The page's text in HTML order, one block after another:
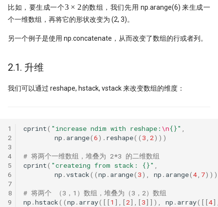
比如，要生成一个3×2
3 × 2的数组，我们先用 np.arange(6) 来生成一
个一维数组，再将它的形状改变为 (2, 3)。
另一个例子是使用 np.concatenate，从而改变了数组的行或者列。
2.1. 升维
我们可以通过 reshape, hstack, vstack 来改变数组的维度：
1
2
3
4
5
6
7
8
9
cprint( "increase ndim with reshape: \n{}"
np . arange(6) . reshape(( 3 2)))
# 将两个一维数组，堆叠为 2*3 的二维数组
cprint( "createing from stack: {}"
np .vstack((np . arange( 3), np . arange(4 7
# 将两个 （3，1）数组，堆叠为（3，2）数组
np .hstack((np . array([[1 ],[2],[3]]), np . array([[4